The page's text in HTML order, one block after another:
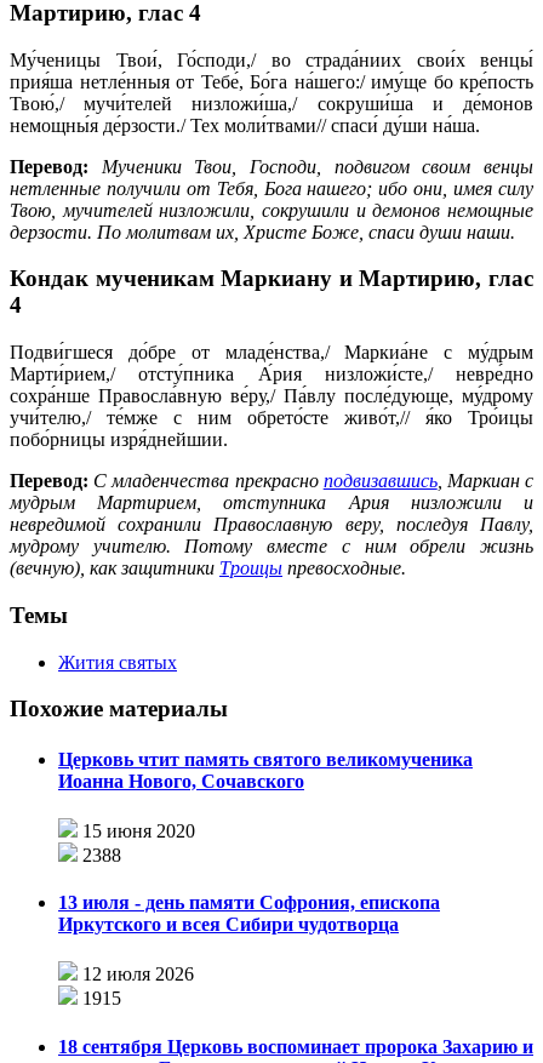
Мартирию, глас 4
Му́ченицы Твои́, Го́споди,/ во страда́ниих свои́х венцы́
прия́ша нетле́нныя от Тебе́, Бо́га на́шего:/ иму́ще бо кре́пость
Твою́,/ мучи́телей низложи́ша,/ сокруши́ша и де́монов
немощны́я де́рзости./ Тех моли́твами// спаси́ ду́ши на́ша.
Перевод:
Мученики Твои, Господи, подвигом своим венцы
нетленные получили от Тебя, Бога нашего; ибо они, имея силу
Твою, мучителей низложили, сокрушили и демонов немощные
дерзости. По молитвам их, Христе Боже, спаси души наши.
Кондак мученикам Маркиану и Мартирию, глас
4
Подви́гшеся до́бре от младе́нства,/ Маркиа́не с му́дрым
Марти́рием,/ отсту́пника А́рия низложи́сте,/ невре́дно
сохра́нше Правосла́вную ве́ру,/ Па́влу после́дующе, му́дрому
учи́телю,/ те́мже с ним обрето́сте живо́т,// я́ко Тро́ицы
побо́рницы изря́днейшии.
Перевод: С младенчества прекрасно подвизавшись, Маркиан с
мудрым Мартирием, отступника Ария низложили и
невредимой сохранили Православную веру, последуя Павлу,
мудрому учителю. Потому вместе с ним обрели жизнь
(вечную), как защитники Троицы превосходные.
Темы
Жития святых
Похожие материалы
Церковь чтит память святого великомученика
Иоанна Нового, Сочавского
15 июня 2020
2388
13 июля - день памяти Софрония, епископа
Иркутского и всея Сибири чудотворца
12 июля 2026
1915
18 сентября Церковь воспоминает пророка Захарию и